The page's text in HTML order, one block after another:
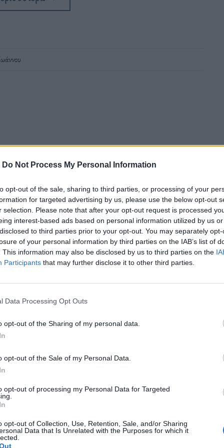
Do Not Process My Personal Information
opt-out of the sale, sharing to third parties, or processing of your
for targeted advertising by us, please use the below opt-out
selection. Please note that after your opt-out request is processed
interest-based ads based on personal information utilized by us
to third parties prior to your opt-out. You may separately
of your personal information by third parties on the IAB’s list of
This information may also be disclosed by us to third parties on the
Participants that may further disclose it to other third parties.
Data Processing Opt Outs
opt-out of the Sharing of my personal data.
opt-out of the Sale of my Personal Data.
opt-out of processing my Personal Data for Targeted
opt-out of Collection, Use, Retention, Sale, and/or Sharing
Data that Is Unrelated with the Purposes for which it
της παιδικής εργασίας –
τρεις φορές επί σκηνής τον καλλιτέχνη